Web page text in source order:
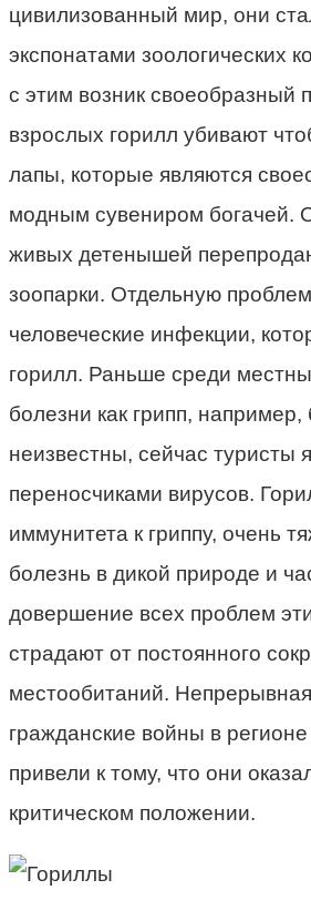
цивилизованный мир, они
экспонатами зоологических
с этим возник своеобразный
взрослых горилл убивают
лапы, которые являются
модным сувениром богачей.
живых детенышей
зоопарки. Отдельную
человеческие инфекции,
горилл. Раньше среди
болезни как грипп,
неизвестны, сейчас туристы
переносчиками вирусов.
иммунитета к гриппу, очень
болезнь в дикой природе и
довершение всех проблем
страдают от постоянного
местообитаний.
гражданские войны в
привели к тому, что они
критическом положении.